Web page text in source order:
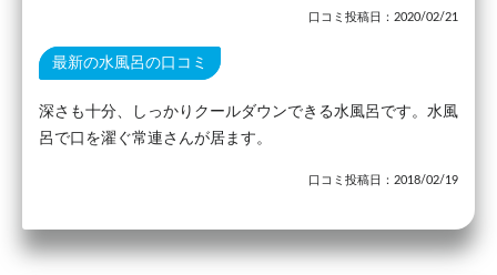
口コミ投稿日：2020/02/21
最新の水風呂の口コミ
深さも十分、しっかりクールダウンできる水風呂です。水風
呂で口を濯ぐ常連さんが居ます。
口コミ投稿日：2018/02/19